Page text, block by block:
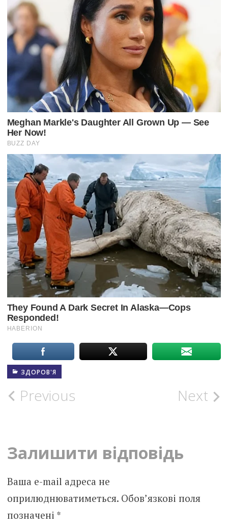
ЗДОРОВ'Я
Post
Previous Next
Залишити відповідь
Ваша e-mail адреса не
оприлюднюватиметься. Обов’язкові поля
позначені *